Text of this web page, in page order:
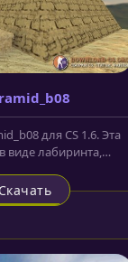
для CS 1.6. Эта
виде лабиринта,
Скачать